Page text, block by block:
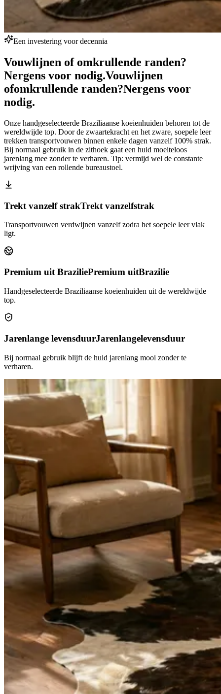
Een investering voor decennia
Vouwlijnen of omkrullende randen?
Nergens voor nodig.Vouwlijnen
ofomkrullende randen?Nergens voor
nodig.
Onze handgeselecteerde Braziliaanse koeienhuiden behoren tot de
wereldwijde top. Door de zwaartekracht en het zware, soepele leer
trekken transportvouwen binnen enkele dagen vanzelf 100% strak.
Bij normaal gebruik in de zithoek gaat een huid moeiteloos
jarenlang mee zonder te verharen. Tip: vermijd wel de constante
wrijving van een rollende bureaustoel.
Trekt vanzelf strakTrekt vanzelfstrak
Transportvouwen verdwijnen vanzelf zodra het soepele leer vlak
ligt.
Premium uit BraziliePremium uitBrazilie
Handgeselecteerde Braziliaanse koeienhuiden uit de wereldwijde
top.
Jarenlange levensduurJarenlangelevensduur
Bij normaal gebruik blijft de huid jarenlang mooi zonder te
verharen.